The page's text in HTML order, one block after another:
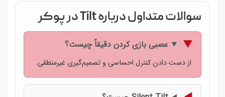
سوالات متداول درباره Tilt در پوکر
عصبی بازی کردن دقیقاً چیست؟
از دست دادن کنترل احساسی و تصمیم‌گیری غیرمنطقی.